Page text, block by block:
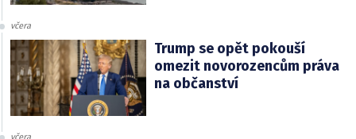
včera
Trump se opět pokouší
omezit novorozencům práva
na občanství
včera